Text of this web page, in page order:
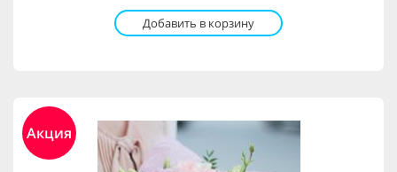
Добавить в корзину
Акция